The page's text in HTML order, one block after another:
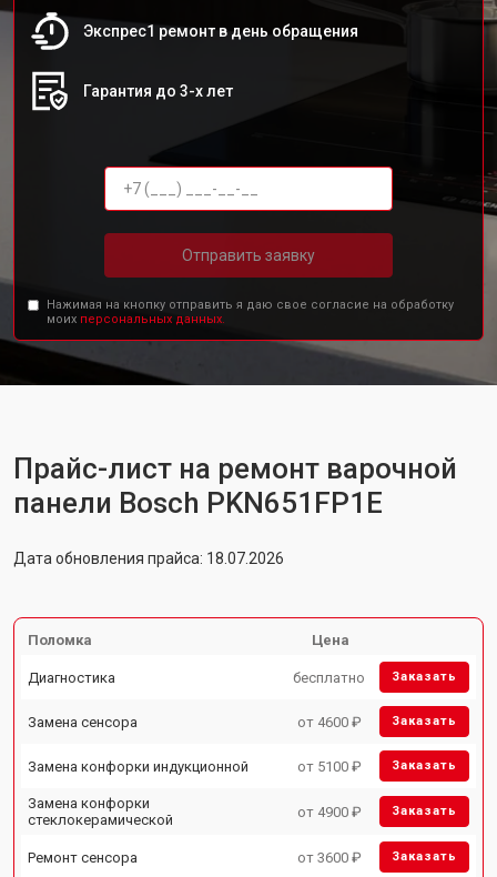
Экспрес1 ремонт в день обращения
Гарантия до 3-х лет
Отправить заявку
Нажимая на кнопку отправить я даю свое согласие на обработку
моих персональных данных.
Прайс-лист на ремонт варочной
панели Bosch PKN651FP1E
Дата обновления прайса: 18.07.2026
Поломка Цена
Диагностика бесплатно Заказать
Замена сенсора от 4600 ₽ Заказать
Замена конфорки индукционной от 5100 ₽ Заказать
Замена конфорки
стеклокерамической
от 4900 ₽ Заказать
Ремонт сенсора от 3600 ₽ Заказать